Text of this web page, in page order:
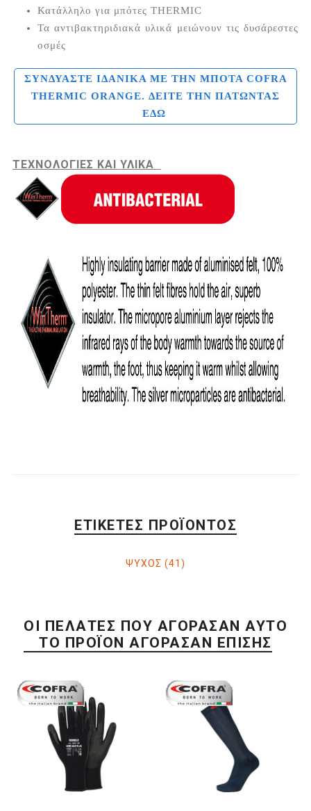
Κατάλληλο για μπότες THERMIC
Τα αντιβακτηριδιακά υλικά μειώνουν τις δυσάρεστες
οσμές
ΣΥΝΔΥΑΣΤΕ ΙΔΑΝΙΚΑ ΜΕ ΤΗΝ ΜΠΟΤΑ COFRA
THERMIC ORANGE. ΔΕΙΤΕ ΤΗΝ ΠΑΤΩΝΤΑΣ
ΕΔΩ
ΤΕΧΝΟΛΟΓΙΕΣ ΚΑΙ ΥΛΙΚΑ
ΕΤΙΚΈΤΕΣ ΠΡΟΪΌΝΤΟΣ
ΨΥΧΟΣ (41)
ΟΙ ΠΕΛΆΤΕΣ ΠΟΥ ΑΓΌΡΑΣΑΝ ΑΥΤΌ
ΤΟ ΠΡΟΪΌΝ ΑΓΌΡΑΣΑΝ ΕΠΊΣΗΣ